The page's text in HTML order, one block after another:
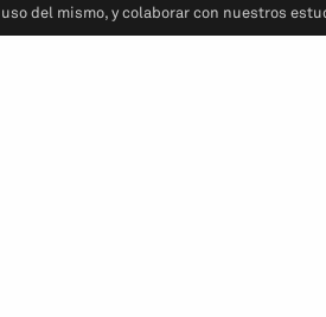
del mismo, y colaborar con nuestros